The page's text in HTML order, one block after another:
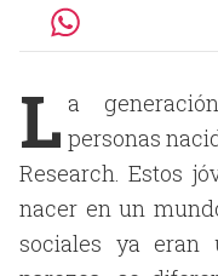
L a
personas
Research. Estos
nacer en un
sociales ya eran